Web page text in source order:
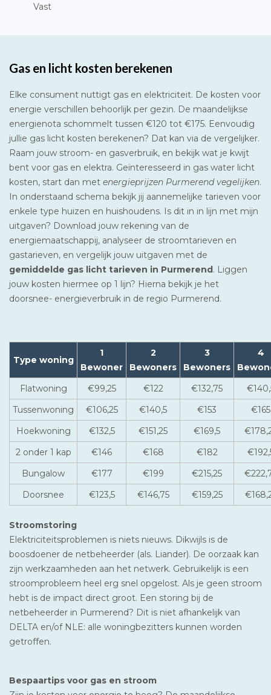
Vast
Gas en licht kosten berekenen
Elke consument nuttigt gas en elektriciteit. De kosten voor
energie verschillen behoorlijk per gezin. De maandelijkse
energienota schommelt tussen €120 tot €175. Eenvoudig
jullie gas licht kosten berekenen? Dat kan via de vergelijker.
Raam jouw stroom- en gasverbruik, en bekijk wat je kwijt
bent voor gas en elektra. Geïnteresseerd in gas water licht
kosten, start dan met energieprijzen Purmerend vegelijken.
In onderstaand schema bekijk jij aannemelijke tarieven voor
enkele type huizen en huishoudens. Is dit in in lijn met mijn
uitgaven? Download jouw rekening van de
energiemaatschappij, analyseer de stroomtarieven en
gastarieven, en vergelijk jouw uitgaven met de
gemiddelde gas licht tarieven in Purmerend. Liggen
jouw kosten hiermee op 1 lijn? Hierna bekijk je het
doorsnee- energieverbruik in de regio Purmerend.
Type woning
1
Bewoner
2
Bewoners
3
Bewoners
4
Flatwoning
€99,25 €122 €132,75
Tussenwoning
€106,25 €140,5 €153
€165
Hoekwoning
€132,5 €151,25 €169,5
2 onder 1 kap
€146 €168 €182
Bungalow
€177 €199 €215,25
Doorsnee
€123,5 €146,75 €159,25
Stroomstoring
Elektriciteitsproblemen is niets nieuws. Dikwijls is de
boosdoener de netbeheerder (als. Liander). De oorzaak kan
zijn werkzaamheden aan het netwerk. Gebruikelijk is een
stroomprobleem heel erg snel opgelost. Als je geen stroom
hebt is de impact direct groot. Een storing bij de
netbeheerder in Purmerend? Dit is niet afhankelijk van
DELTA en/of NLE: alle woningbezitters kunnen worden
getroffen.
Bespaartips voor gas en stroom